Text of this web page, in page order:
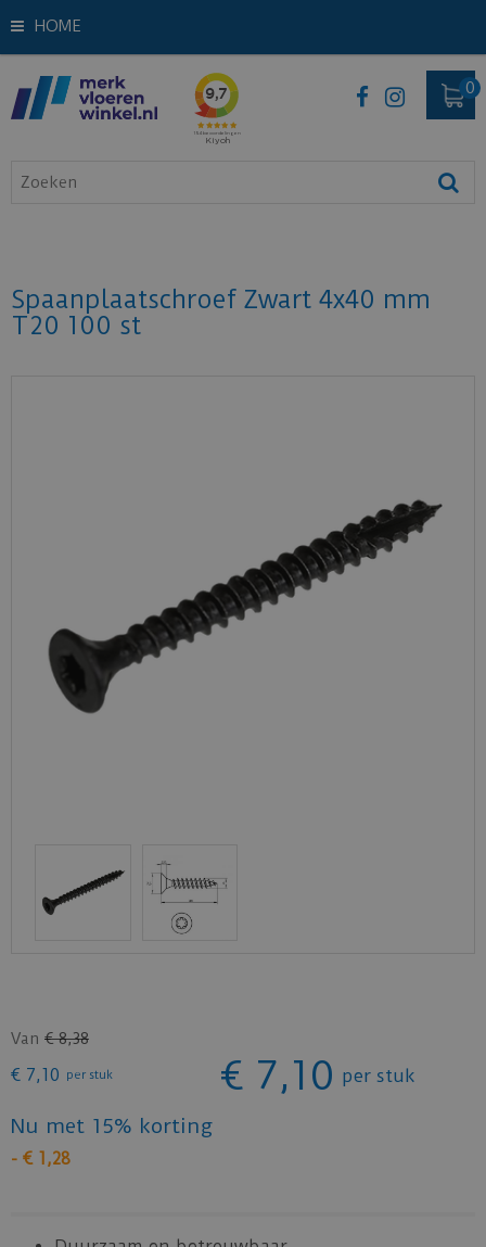
HOME
Spaanplaatschroef Zwart 4x40 mm
T20 100 st
Van € 8,38
€ 7,10 per stuk € 7,10 per stuk
Nu met 15% korting
- € 1,28